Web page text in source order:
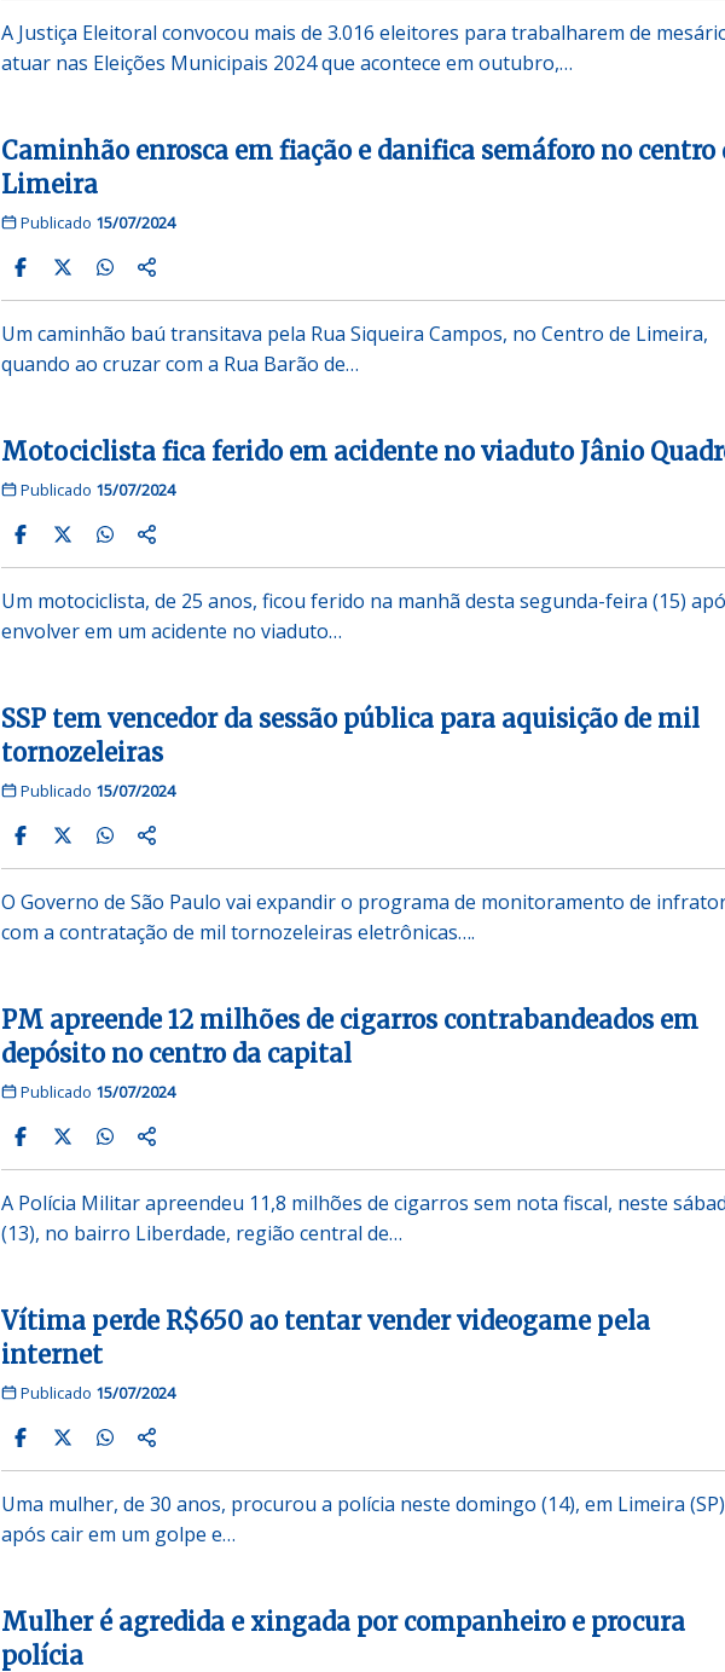
A Justiça Eleitoral convocou mais de 3.016 eleitores para trabalharem de
atuar nas Eleições Municipais 2024 que acontece em outubro,…
Caminhão enrosca em fiação e danifica semáforo no centro
Limeira
Publicado 15/07/2024
Um caminhão baú transitava pela Rua Siqueira Campos, no Centro de Limeira,
quando ao cruzar com a Rua Barão de…
Motociclista fica ferido em acidente no viaduto Jânio
Publicado 15/07/2024
Um motociclista, de 25 anos, ficou ferido na manhã desta segunda-feira (15)
envolver em um acidente no viaduto…
SSP tem vencedor da sessão pública para aquisição de mil
tornozeleiras
Publicado 15/07/2024
O Governo de São Paulo vai expandir o programa de monitoramento de
com a contratação de mil tornozeleiras eletrônicas….
PM apreende 12 milhões de cigarros contrabandeados em
depósito no centro da capital
Publicado 15/07/2024
A Polícia Militar apreendeu 11,8 milhões de cigarros sem nota fiscal, neste
(13), no bairro Liberdade, região central de…
Vítima perde R$650 ao tentar vender videogame pela
internet
Publicado 15/07/2024
Uma mulher, de 30 anos, procurou a polícia neste domingo (14), em Limeira
após cair em um golpe e…
Mulher é agredida e xingada por companheiro e procura
polícia